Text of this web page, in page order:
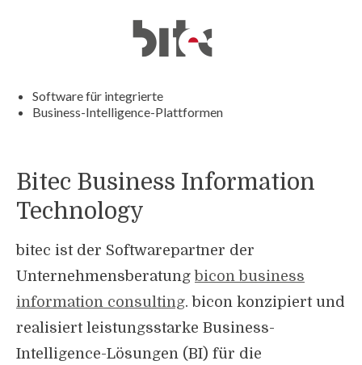
Software für integrierte
Business-Intelligence-Plattformen
Bitec Business Information
Technology
bitec ist der Softwarepartner der
Unternehmensberatung bicon business
information consulting. bicon konzipiert und
realisiert leistungsstarke Business-
Intelligence-Lösungen (BI) für die